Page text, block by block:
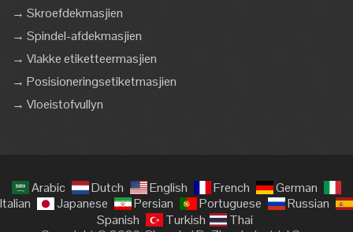
→ Skroefdekmasjien
→ Spindel-afdekmasjien
→ Vlakke etiketteermasjien
→ Posisioneringsetiketmasjien
→ Vloeistofvullyn
Arabic Dutch English French
German
Italian
Japanese Persian Portuguese
Russian
Spanish
Turkish
Thai